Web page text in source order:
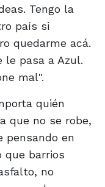
Tengo la
país si
quedarme acá.
le pasa a Azul.
mal".
quién
que no se robe,
pensando en
que barrios
no